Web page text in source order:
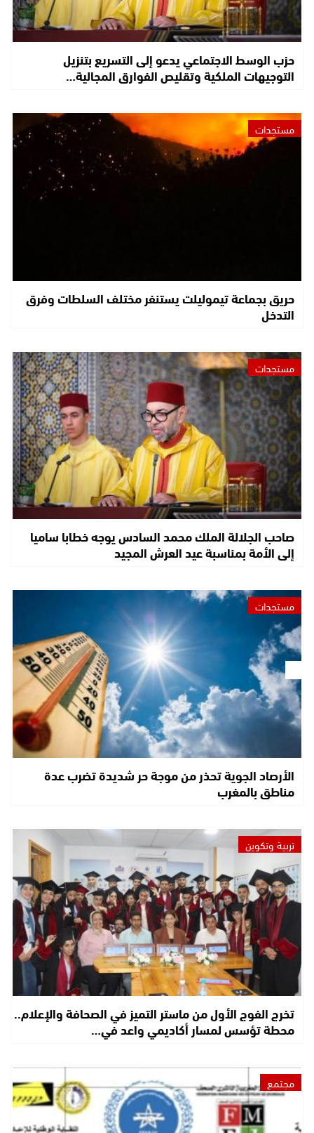
حزب الوسط الاجتماعي يدعو إلى التسريع بتنزيل
التوجيهات الملكية وتقليص الفوارق المجالية…
مستجدات
حريق بجماعة تيموليلت يستنفر مختلف السلطات وفرق
التدخل
مستجدات
صاحب الجلالة الملك محمد السادس يوجه خطابا ساميا
إلى الأمة بمناسبة عيد العرش المجيد
مستجدات
الأرصاد الجوية تحذر من موجة حر شديدة تضرب عدة
مناطق بالمغرب
تربية وتكوين
تخرج الفوج الأول من ماستر التميز في الصحافة والإعلام..
محطة تؤسس لمسار أكاديمي واعد في…
مجتمع